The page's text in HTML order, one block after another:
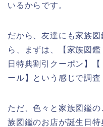
いるからです。
だから、友達にも家族
ら、まずは、【家族図
日特典割引クーポン】
ール】という感じで調査
ただ、色々と家族図鑑
族図鑑のお店が誕生日